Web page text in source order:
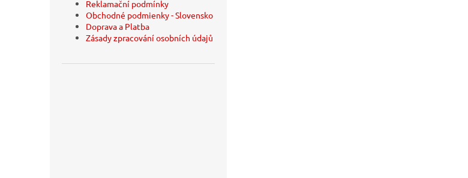
Reklamační podmínky
Obchodné podmienky - Slovensko
Doprava a Platba
Zásady zpracování osobních údajů